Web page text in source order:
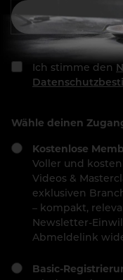
Ich stimme den
Wähle deinen
Kostenlose
Voller und
Videos &
exklusiven
– kompakt,
Newsletter-
Abmeldelink
Basic-